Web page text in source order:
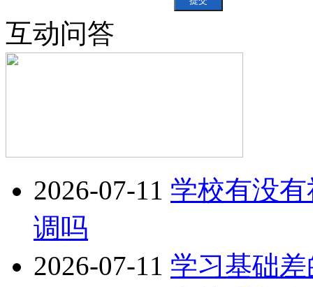
互动问答
2026-07-11 学校有没
调吗
2026-07-11 学习基础